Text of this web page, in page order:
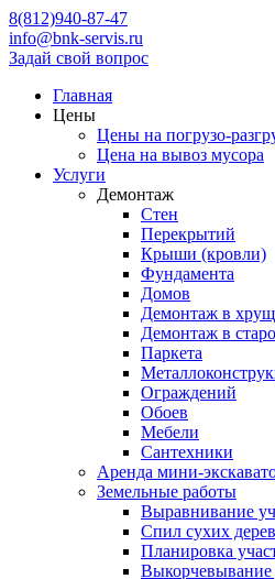
8(812)940-87-47
info@bnk-servis.ru
Задай свой вопрос
Главная
Цены
Цены на погрузо-
Цена на вывоз мусора
Услуги
Демонтаж
Стен
Перекрытий
Крыши (кровли)
Фундамента
Домов
Демонтаж в
Демонтаж в
Паркета
Ограждений
Обоев
Мебели
Сантехники
Аренда мини-
Земельные работы
Выравнивание
Спил сухих
Планировка
Выкорчевывание